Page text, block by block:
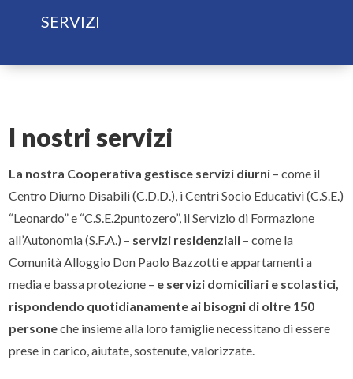
SERVIZI
I nostri servizi
La nostra Cooperativa gestisce servizi diurni – come il
Centro Diurno Disabili (C.D.D.), i Centri Socio Educativi (C.S.E.)
“Leonardo” e “C.S.E.2puntozero”, il Servizio di Formazione
all’Autonomia (S.F.A.) – servizi residenziali – come la
Comunità Alloggio Don Paolo Bazzotti e appartamenti a
media e bassa protezione – e servizi domiciliari e scolastici,
rispondendo quotidianamente ai bisogni di oltre 150
personeche insieme alla loro famiglie necessitano di essere
prese in carico, aiutate, sostenute, valorizzate.